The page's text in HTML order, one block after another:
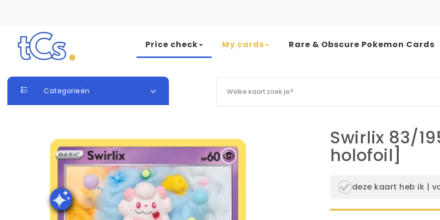
Skip to content
Price check My cards Rare & Obscure Pokemon Cards
Categorieën
Swirlix 83/
holofoil]
deze kaart heb ik |